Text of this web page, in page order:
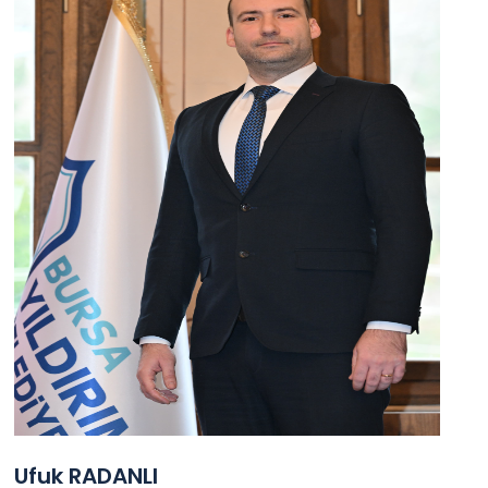
Ufuk RADANLI